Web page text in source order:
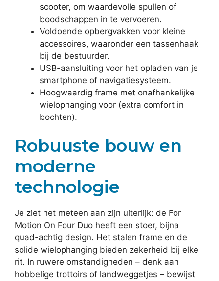
scooter, om waardevolle spullen of
boodschappen in te vervoeren.
Voldoende opbergvakken voor kleine
accessoires, waaronder een tassenhaak
bij de bestuurder.
USB-aansluiting voor het opladen van je
smartphone of navigatiesysteem.
Hoogwaardig frame met onafhankelijke
wielophanging voor (extra comfort in
bochten).
Robuuste bouw en
moderne
technologie
Je ziet het meteen aan zijn uiterlijk: de For
Motion On Four Duo heeft een stoer, bijna
quad-achtig design. Het stalen frame en de
solide wielophanging bieden zekerheid bij elke
rit. In ruwere omstandigheden – denk aan
hobbelige trottoirs of landweggetjes – bewijst